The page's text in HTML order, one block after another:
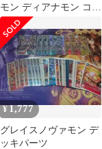
モン ディアナモン コズ
ミック・エリア デッキ
パーツ
¥1,777
グレイスノヴァモン デ
ッキパーツ